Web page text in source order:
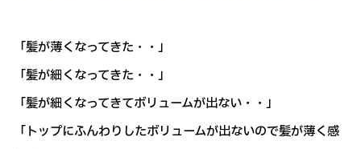
「髪が薄くなってきた・・」
「髪が細くなってきた・・」
「髪が細くなってきてボリュームが出ない・・」
「トップにふんわりしたボリュームが出ないので髪が薄く感